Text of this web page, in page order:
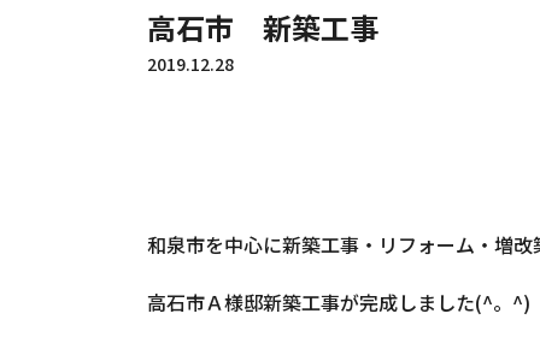
高石市 新築工事
2019.12.28
和泉市を中心に新築工事・リフォーム・増
高石市Ａ様邸新築工事が完成しました(^。^)